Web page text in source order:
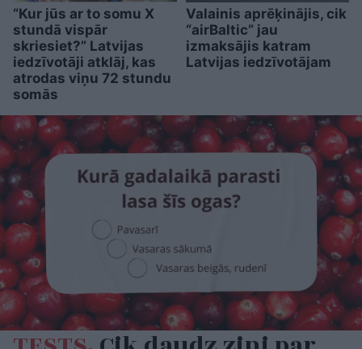
“Kur jūs ar to somu X
stundā vispār
skriesiet?” Latvijas
iedzīvotāji atklāj, kas
atrodas viņu 72 stundu
somās
Valainis aprēķinājis, cik
“airBaltic” jau
izmaksājis katram
Latvijas iedzīvotājam